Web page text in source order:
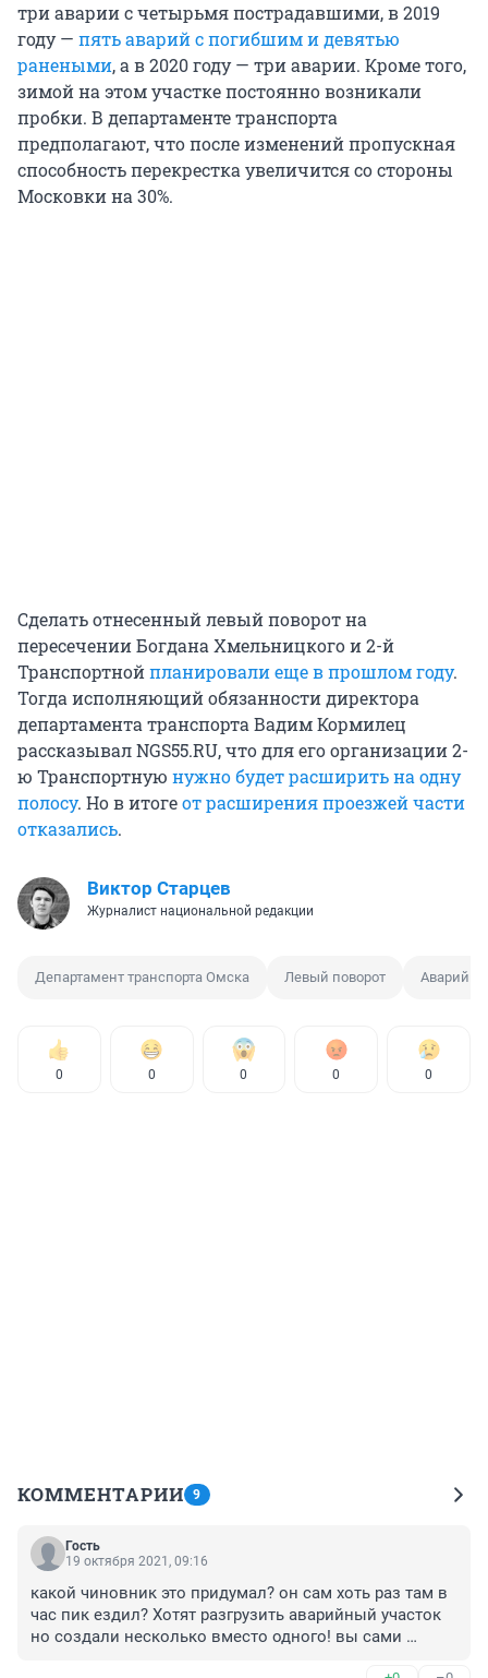
три аварии с четырьмя пострадавшими, в 2019
году — пять аварий с погибшим и девятью
ранеными, а в 2020 году — три аварии. Кроме того,
зимой на этом участке постоянно возникали
пробки. В департаменте транспорта
предполагают, что после изменений пропускная
способность перекрестка увеличится со стороны
Московки на 30%.
Сделать отнесенный левый поворот на
пересечении Богдана Хмельницкого и 2-й
Транспортнойпланировали еще в прошлом году.
Тогда исполняющий обязанности директора
департамента транспорта Вадим Кормилец
рассказывал NGS55.RU, что для его организации 2-
ю Транспортную нужно будет расширить на одну
полосу. Но в итогеот расширения проезжей части
отказались.
Виктор Старцев
Журналист национальной редакции
Департамент транспорта Омска Левый поворот
0 0 0 0 0
КОММЕНТАРИИ 9
Гость
19 октября 2021, 09:16
какой чиновник это придумал? он сам хоть раз там в
час пик ездил? Хотят разгрузить аварийный участок
но создали несколько вместо одного! вы сами